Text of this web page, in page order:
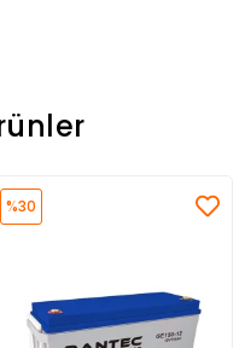
%30